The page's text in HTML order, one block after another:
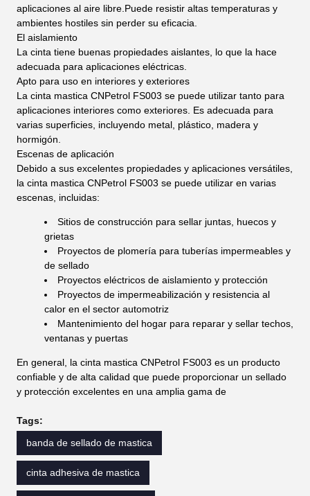
aplicaciones al aire libre.Puede resistir altas temperaturas y
ambientes hostiles sin perder su eficacia.
El aislamiento
La cinta tiene buenas propiedades aislantes, lo que la hace
adecuada para aplicaciones eléctricas.
Apto para uso en interiores y exteriores
La cinta mastica CNPetrol FS003 se puede utilizar tanto para
aplicaciones interiores como exteriores. Es adecuada para
varias superficies, incluyendo metal, plástico, madera y
hormigón.
Escenas de aplicación
Debido a sus excelentes propiedades y aplicaciones versátiles,
la cinta mastica CNPetrol FS003 se puede utilizar en varias
escenas, incluidas:
Sitios de construcción para sellar juntas, huecos y
grietas
Proyectos de plomería para tuberías impermeables y
de sellado
Proyectos eléctricos de aislamiento y protección
Proyectos de impermeabilización y resistencia al
calor en el sector automotriz
Mantenimiento del hogar para reparar y sellar techos,
ventanas y puertas
En general, la cinta mastica CNPetrol FS003 es un producto
confiable y de alta calidad que puede proporcionar un sellado
y protección excelentes en una amplia gama de
Tags:
banda de sellado de mastica
cinta adhesiva de mastica